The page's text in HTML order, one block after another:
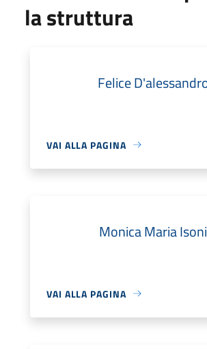
la struttura
Felice
VAI ALLA PAGINA
Monica Maria Isoni
VAI ALLA PAGINA